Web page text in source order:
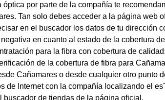
óptica por parte de la compañía te
Tan solo debes acceder a la página web
en el buscador los datos de tu dirección
en cuanto al estado de la cobertura
para la fibra con cobertura de
de la cobertura de fibra para
Cañamares o desde cualquier otro punto
de Internet con la compañía localizando el
buscador de tiendas de la página oficial.